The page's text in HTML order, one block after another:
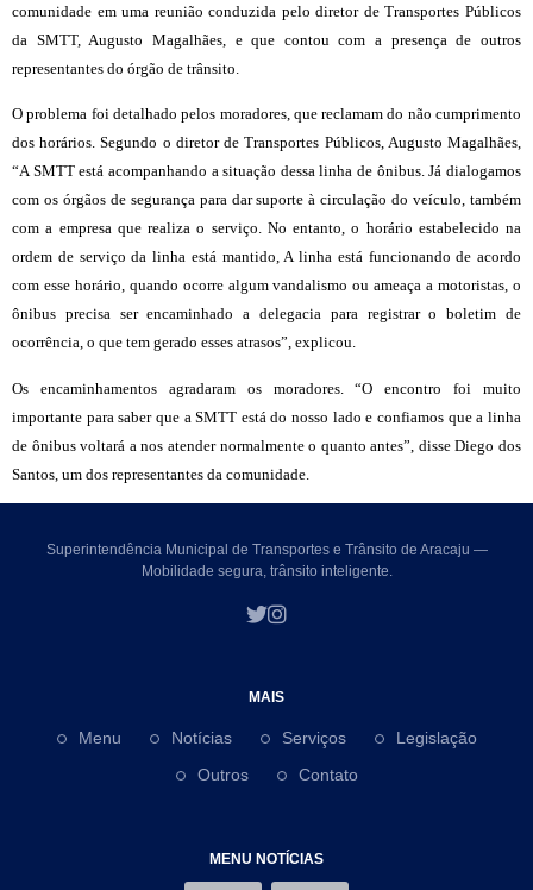
comunidade em uma reunião conduzida pelo diretor de Transportes Públicos
da SMTT, Augusto Magalhães, e que contou com a presença de outros
representantes do órgão de trânsito.
O problema foi detalhado pelos moradores, que reclamam do não cumprimento
dos horários. Segundo o diretor de Transportes Públicos, Augusto Magalhães,
“A SMTT está acompanhando a situação dessa linha de ônibus. Já dialogamos
com os órgãos de segurança para dar suporte à circulação do veículo, também
com a empresa que realiza o serviço. No entanto, o horário estabelecido na
ordem de serviço da linha está mantido, A linha está funcionando de acordo
com esse horário, quando ocorre algum vandalismo ou ameaça a motoristas, o
ônibus precisa ser encaminhado a delegacia para registrar o boletim de
ocorrência, o que tem gerado esses atrasos”, explicou.
Os encaminhamentos agradaram os moradores. “O encontro foi muito
importante para saber que a SMTT está do nosso lado e confiamos que a linha
de ônibus voltará a nos atender normalmente o quanto antes”, disse Diego dos
Santos, um dos representantes da comunidade.
Superintendência Municipal de Transportes e Trânsito de Aracaju —
Mobilidade segura, trânsito inteligente.
MAIS
Menu Notícias Serviços
Legislação
Outros
Contato
MENU NOTÍCIAS